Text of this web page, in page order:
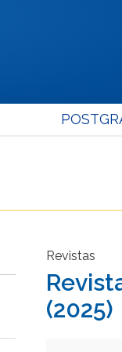
Revistas
(2025)